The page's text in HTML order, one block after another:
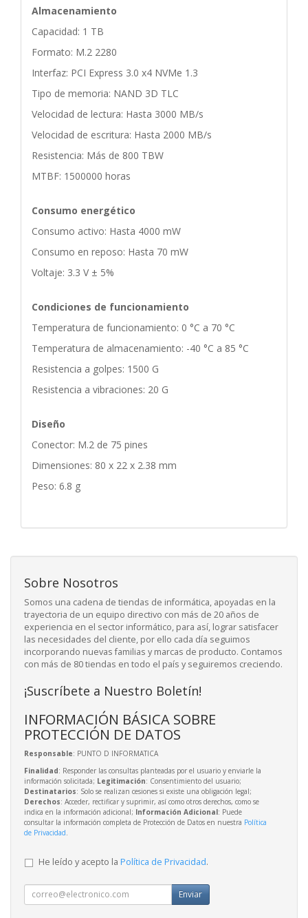
Almacenamiento
Capacidad: 1 TB
Formato: M.2 2280
Interfaz: PCI Express 3.0 x4 NVMe 1.3
Tipo de memoria: NAND 3D TLC
Velocidad de lectura: Hasta 3000 MB/s
Velocidad de escritura: Hasta 2000 MB/s
Resistencia: Más de 800 TBW
MTBF: 1500000 horas
Consumo energético
Consumo activo: Hasta 4000 mW
Consumo en reposo: Hasta 70 mW
Voltaje: 3.3 V ± 5%
Condiciones de funcionamiento
Temperatura de funcionamiento: 0 °C a 70 °C
Temperatura de almacenamiento: -40 °C a 85 °C
Resistencia a golpes: 1500 G
Resistencia a vibraciones: 20 G
Diseño
Conector: M.2 de 75 pines
Dimensiones: 80 x 22 x 2.38 mm
Peso: 6.8 g
Sobre Nosotros
Somos una cadena de tiendas de informática, apoyadas en la
trayectoria de un equipo directivo con más de 20 años de
experiencia en el sector informático, para así, lograr satisfacer
las necesidades del cliente, por ello cada día seguimos
incorporando nuevas familias y marcas de producto. Contamos
con más de 80 tiendas en todo el país y seguiremos creciendo.
¡Suscríbete a Nuestro Boletín!
INFORMACIÓN BÁSICA SOBRE
PROTECCIÓN DE DATOS
Responsable: PUNTO D INFORMATICA
Finalidad: Responder las consultas planteadas por el usuario y enviarle la
información solicitada; Legitimación: Consentimiento del usuario;
Destinatarios: Solo se realizan cesiones si existe una obligación legal;
Derechos: Acceder, rectificar y suprimir, así como otros derechos, como se
indica en la información adicional; Información Adicional: Puede
consultar la información completa de Protección de Datos en nuestra Política
de Privacidad
He leído y acepto la Política de Privacidad.
Enviar